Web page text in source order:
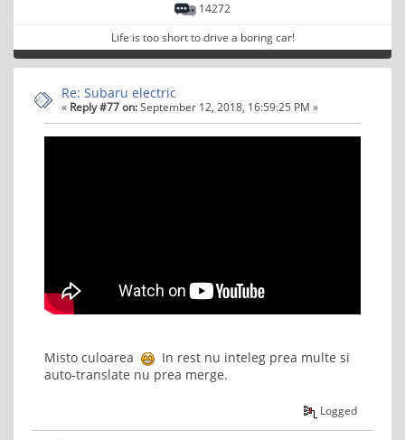
14272
Life is too short to drive a boring car!
Re: Subaru electric
« Reply #77 on:September 12, 2018, 16:59:25 PM »
Misto culoarea
In rest nu inteleg prea multe si
auto-translate nu prea merge.
Logged